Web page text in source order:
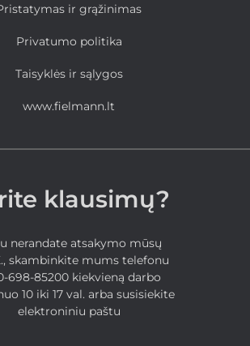
ir grąžinimas
Privatumo politika
Taisyklės ir sąlygos
www.fielmann.lt
klausimų?
nerandate atsakymo mūsų
skambinkite mums telefonu
698-85200 kiekvieną darbo
10 iki 17 val. arba susisiekite
elektroniniu paštu